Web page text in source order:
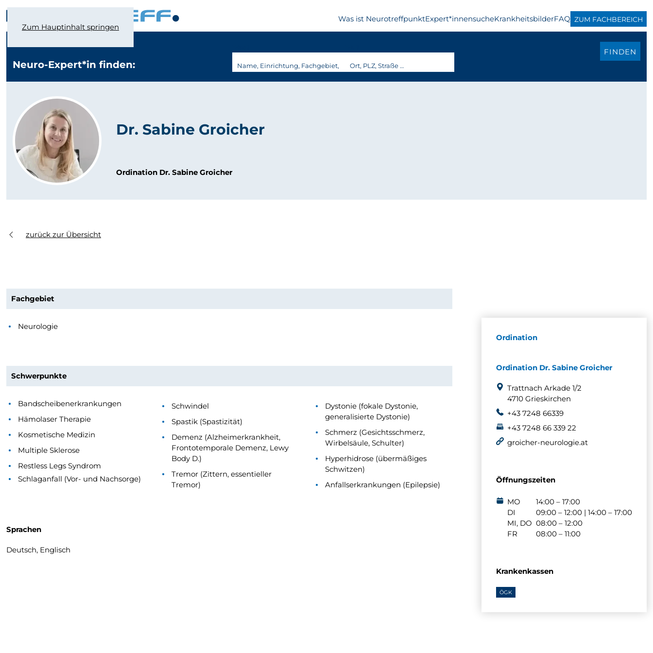
Zum Hauptinhalt springen
Was ist NeurotreffpunktExpert*innensucheKrankheitsbilderFAQ ZUM FACHBEREICH
Neuro-Expert*in finden:
Dr. Sabine Groicher
Ordination Dr. Sabine Groicher
zurück zur Übersicht
Fachgebiet
Neurologie
Schwerpunkte
Bandscheibenerkrankungen
Hämolaser Therapie
Kosmetische Medizin
Multiple Sklerose
Restless Legs Syndrom
Schlaganfall (Vor- und Nachsorge)
Schwindel
Spastik (Spastizität)
Demenz (Alzheimerkrankheit,
Frontotemporale Demenz, Lewy
Body D.)
Tremor (Zittern, essentieller
Tremor)
Dystonie (fokale Dystonie,
generalisierte Dystonie)
Schmerz (Gesichtsschmerz,
Wirbelsäule, Schulter)
Hyperhidrose (übermäßiges
Schwitzen)
Anfallserkrankungen (Epilepsie)
Sprachen
Deutsch, Englisch
Ordination
Ordination Dr. Sabine Groicher
Trattnach Arkade 1/2
4710 Grieskirchen
+43 7248 66339
+43 7248 66 339 22
groicher-neurologie.at
Öffnungszeiten
MO
14:00 – 17:00
DI
09:00 – 12:00 | 14:00 – 17:00
MI, DO 08:00 – 12:00
FR
08:00 – 11:00
Krankenkassen
ÖGK